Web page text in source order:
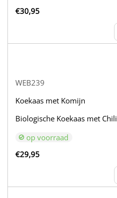
€30,95
WEB239
Koekaas met Komijn
Biologische Koekaas met Chili
op voorraad
€29,95